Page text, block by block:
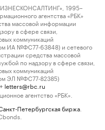
1995–
агентства «РБК»
массовой информации
в сфере связи,
коммуникаций
ИА №ФС77-63848) и сетевого
средства массовой
по надзору в сфере связи,
коммуникаций
ЭЛ №ФС77-82385)
letters@rbc.ru
агентство «РБК».
Петербургская биржа